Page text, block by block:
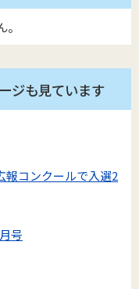
ジも見ています
報コンクールで入選2
号